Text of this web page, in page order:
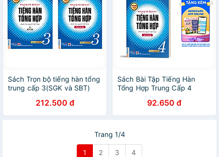
Sách Trọn bộ tiếng hàn tổng
trung cấp 3(SGK và SBT)
212.500 đ
Sách Bài Tập Tiếng Hàn
Tổng Hợp Trung Cấp 4
92.650 đ
Trang 1/4
1 2 3 4